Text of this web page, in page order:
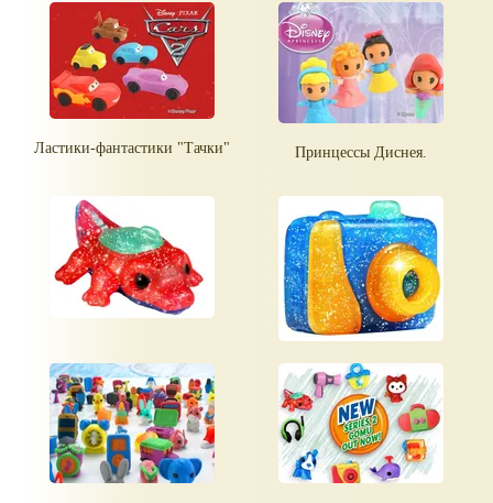
Ластики-фантастики "Тачки" Принцессы Диснея.